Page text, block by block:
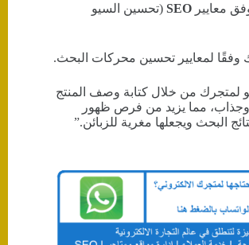
معايير SEO (تحسين السيو
وفقًا لمعايير تحسين محركات البحث.
لمتجرك من خلال كتابة وصف المنتج
مما يزيد من فرص ظهور
البحث ويجعلها مغرية للزبائن.”